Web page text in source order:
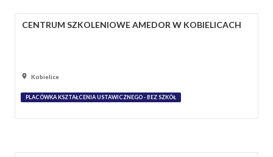
CENTRUM SZKOLENIOWE AMEDOR W KOBIELICACH
Kobielice
PLACÓWKA KSZTAŁCENIA USTAWICZNEGO - BEZ SZKÓŁ